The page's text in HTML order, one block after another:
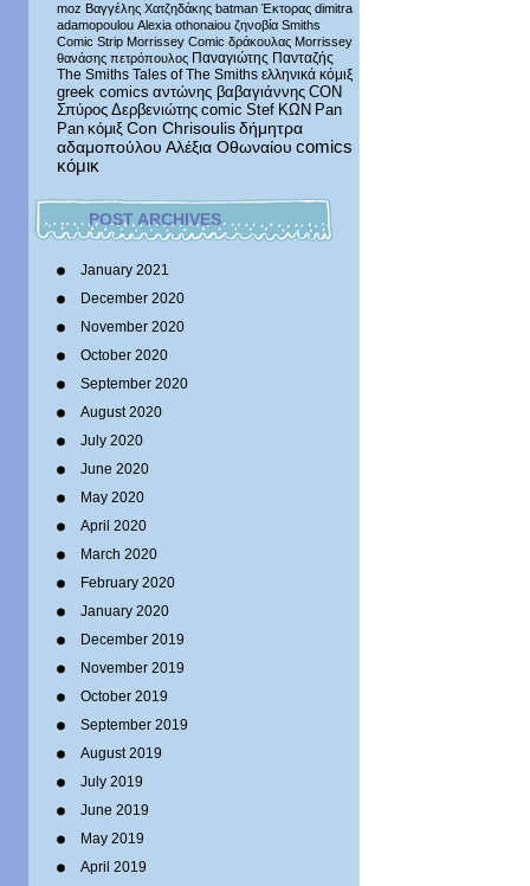
moz Βαγγέλης Χατζηδάκης batman Έκτορας dimitra
adamopoulou Alexia othonaiou ζηνοβία Smiths
Comic Strip Morrissey Comic δράκουλας Morrissey
θανάσης πετρόπουλος Παναγιώτης Πανταζής
The Smiths Tales of The Smiths ελληνικά κόμιξ
greek comics αντώνης βαβαγιάννης CON
Σπύρος Δερβενιώτης comic Stef ΚΩΝ Pan
Pan κόμιξ Con Chrisoulis δήμητρα
αδαμοπούλου Αλέξια Οθωναίου comics
κόμικ
POST ARCHIVES
January 2021
December 2020
November 2020
October 2020
September 2020
August 2020
July 2020
June 2020
May 2020
April 2020
March 2020
February 2020
January 2020
December 2019
November 2019
October 2019
September 2019
August 2019
July 2019
June 2019
May 2019
April 2019